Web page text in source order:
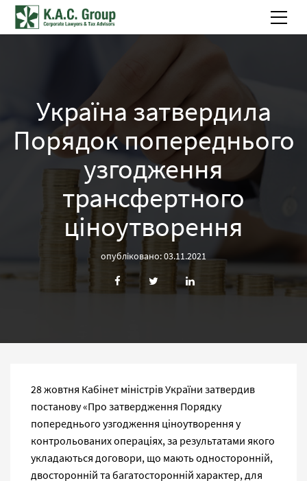
Україна затвердила
Порядок попереднього
узгодження
трансфертного
ціноутворення
опубліковано: 03.11.2021
28 жовтня Кабінет міністрів України затвердив
постанову «Про затвердження Порядку
попереднього узгодження ціноутворення у
контрольованих операціях, за результатами якого
укладаються договори, що мають односторонній,
двосторонній та багатосторонній характер, для